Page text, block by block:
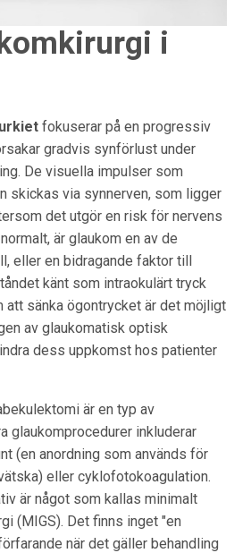
i
fokuserar på en progressiv
gradvis synförlust under
De visuella impulser som
skickas via synnerven, som ligger
det utgör en risk för nervens
är glaukom en av de
eller en bidragande faktor till
känt som intraokulärt tryck
att sänka ögontrycket är det möjligt
av glaukomatisk optisk
dess uppkomst hos patienter
är en typ av
glaukomprocedurer inkluderar
(en anordning som används för
eller cyklofotokoagulation.
är något som kallas minimalt
(MIGS). Det finns inget "en
när det gäller behandling